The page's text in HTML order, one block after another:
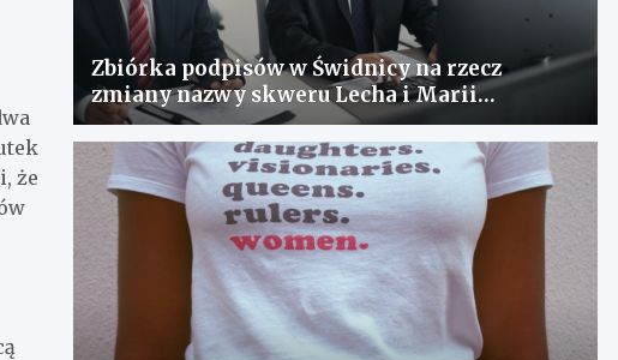
że
Zbiórka podpisów w Świdnicy na rzecz
zmiany nazwy skweru Lecha i Marii
Kaczyńskich